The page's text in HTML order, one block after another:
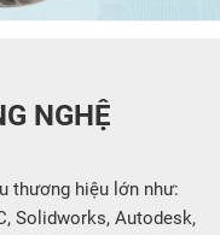
NGHỆ
thương hiệu lớn như:
Solidworks, Autodesk,